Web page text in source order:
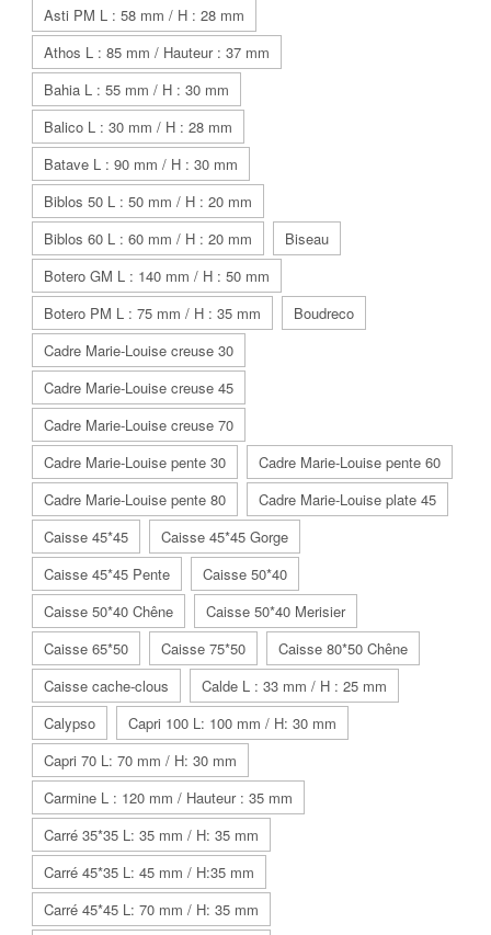
Asti PM L : 58 mm / H : 28 mm
Athos L : 85 mm / Hauteur : 37 mm
Bahia L : 55 mm / H : 30 mm
Balico L : 30 mm / H : 28 mm
Batave L : 90 mm / H : 30 mm
Biblos 50 L : 50 mm / H : 20 mm
Biblos 60 L : 60 mm / H : 20 mm
Biseau
Botero GM L : 140 mm / H : 50 mm
Botero PM L : 75 mm / H : 35 mm
Boudreco
Cadre Marie-Louise creuse 30
Cadre Marie-Louise creuse 45
Cadre Marie-Louise creuse 70
Cadre Marie-Louise pente 30
Cadre Marie-Louise pente 60
Cadre Marie-Louise pente 80
Cadre Marie-Louise plate 45
Caisse 45*45
Caisse 45*45 Gorge
Caisse 45*45 Pente
Caisse 50*40
Caisse 50*40 Chêne
Caisse 50*40 Merisier
Caisse 65*50
Caisse 75*50
Caisse 80*50 Chêne
Caisse cache-clous
Calde L : 33 mm / H : 25 mm
Calypso
Capri 100 L: 100 mm / H: 30 mm
Capri 70 L: 70 mm / H: 30 mm
Carmine L : 120 mm / Hauteur : 35 mm
Carré 35*35 L: 35 mm / H: 35 mm
Carré 45*35 L: 45 mm / H:35 mm
Carré 45*45 L: 70 mm / H: 35 mm